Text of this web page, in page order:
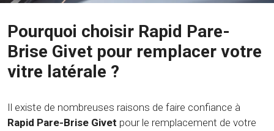
Pourquoi choisir Rapid Pare-
Brise Givet pour remplacer votre
vitre latérale ?
Il existe de nombreuses raisons de faire confiance à
Rapid Pare-Brise Givet pour le remplacement de votre